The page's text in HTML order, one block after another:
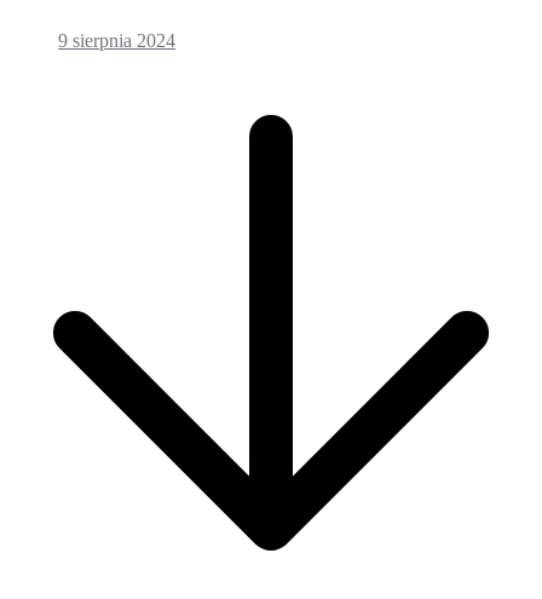
9 sierpnia 2024